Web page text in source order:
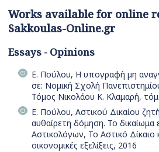
Works available for online
Sakkoulas-Online.gr
Essays - Opinions
Ε. Πούλου, Η υπογραφή μη
σε: Νομική Σχολή
Τόμος Νικολάου Κ. Κλαμαρή,
Ε. Πούλου, Αστικού Δικαίου
αυθαίρετη δόμηση. Το
Αστικολόγων, Το Αστικό Δίκαιο
οικονομικές εξελίξεις, 2016